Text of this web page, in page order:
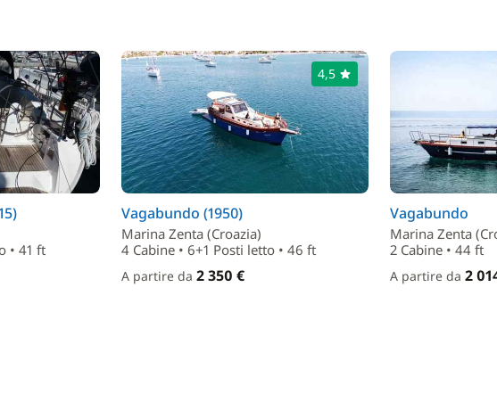
• 41 ft
4,5
Vagabundo (1950)
Marina Zenta (Croazia)
4 Cabine • 6+1 Posti letto • 46 ft
A partire da 2 350 €
Vagabundo
Marina Zenta
2 Cabine • 44 ft
A partire da 2